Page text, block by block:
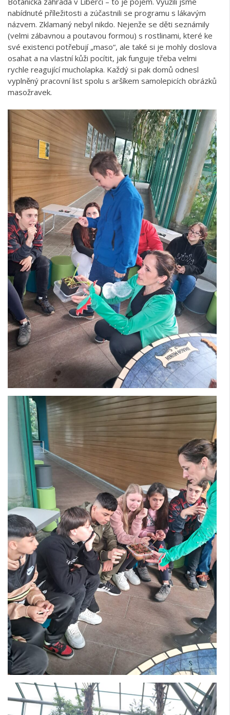
nabídnuté příležitosti a zúčastnili se programu s lákavým
názvem. Zklamaný nebyl nikdo. Nejenže se děti seznámily
(velmi zábavnou a poutavou formou) s rostlinami, které ke
své existenci potřebují „maso“, ale také si je mohly doslova
osahat a na vlastní kůži pocítit, jak funguje třeba velmi
rychle reagující mucholapka. Každý si pak domů odnesl
vyplněný pracovní list spolu s aršíkem samolepicích obrázků
masožravek.